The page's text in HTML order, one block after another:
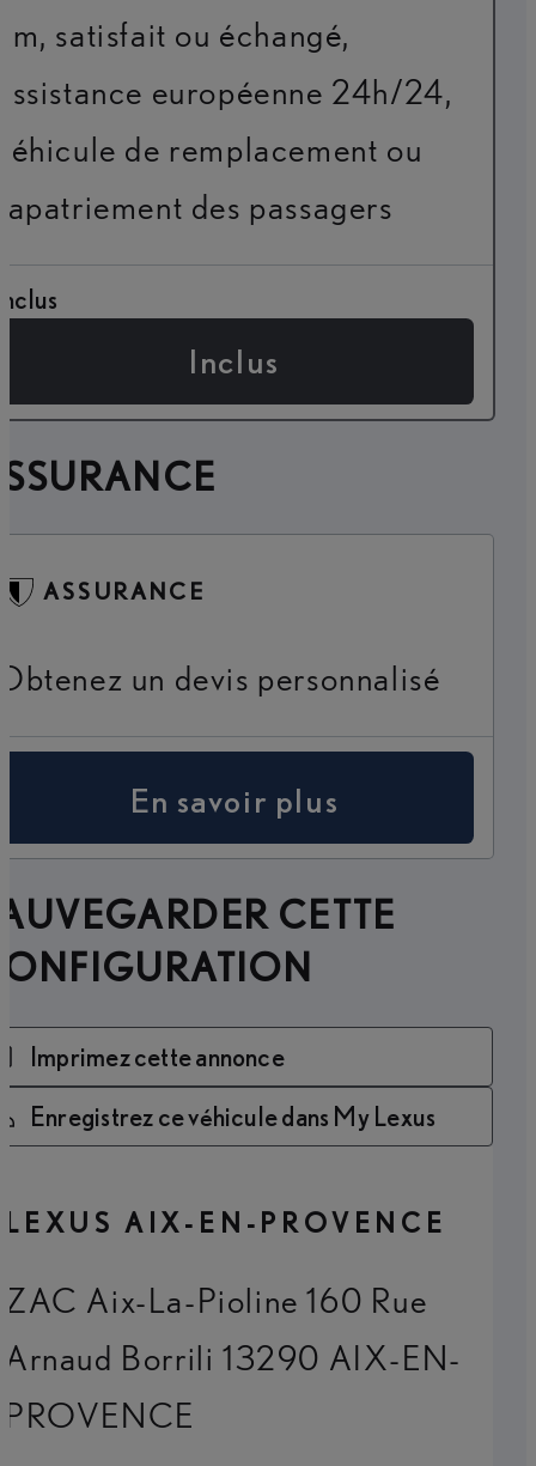
satisfait ou échangé,
européenne 24h/24,
de remplacement ou
des passagers
Inclus
ASSURANCE
un devis personnalisé
En savoir plus
CETTE
Imprimez cette annonce
Enregistrez ce véhicule dans My Lexus
LEXUS AIX-EN-PROVENCE
ZAC Aix-La-Pioline 160 Rue
Arnaud Borrili 13290 AIX-EN-
PROVENCE